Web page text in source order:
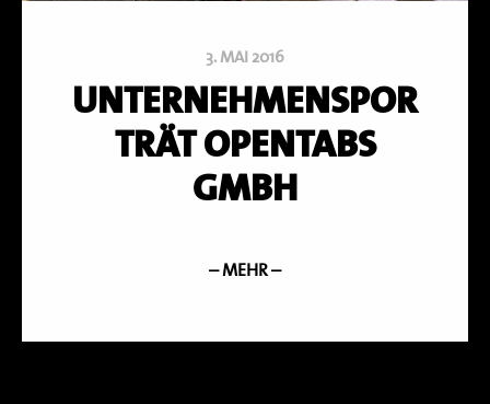
3. MAI 2016
UNTERNEHMENSPOR
TRÄT OPENTABS
GMBH
– MEHR –